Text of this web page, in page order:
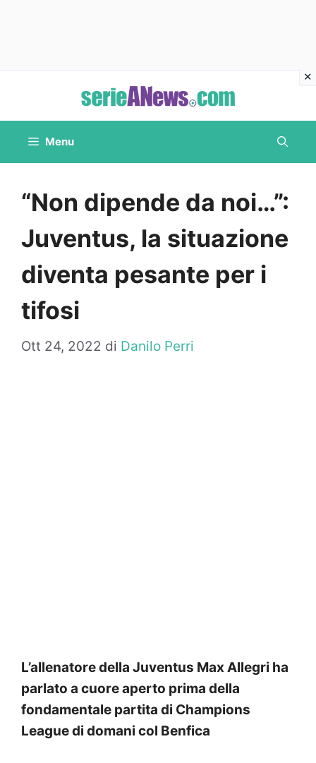
contenuto
Menu
“Non dipende da noi…”:
Juventus, la situazione
diventa pesante per i
tifosi
Ott 24, 2022 di Danilo Perri
L’allenatore della Juventus Max Allegri ha
parlato a cuore aperto prima della
fondamentale partita di Champions
League di domani col Benfica